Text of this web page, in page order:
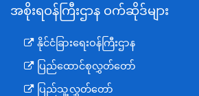
အစိုးရဝန်ကြီးဌာန ဝက်ဆိုဒ်များ
နိုင်ငံခြားရေးဝန်ကြီးဌာန
ပြည်ထောင်စုလွှတ်တော်
ပြည်သူ့လွှတ်တော်